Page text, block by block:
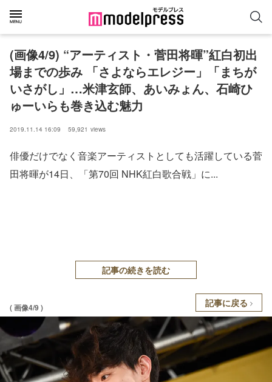
(画像4/9) “アーティスト・菅田将暉”紅白初出
場までの歩み 「さよならエレジー」「まちが
いさがし」…米津玄師、あいみょん、石崎ひ
ゅーいらも巻き込む魅力
2019.11.14 16:09 59,921 views
俳優だけでなく音楽アーティストとしても活躍している菅
田将暉が14日、「第70回 NHK紅白歌合戦」に...
記事の続きを読む
( 画像4/9 ) 記事に戻る